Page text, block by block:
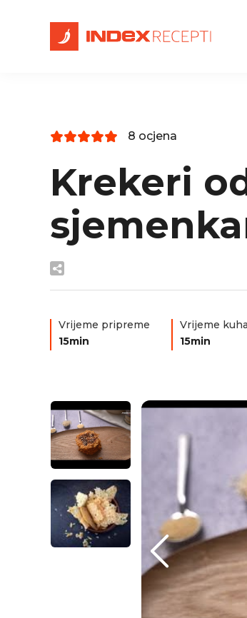
8 ocjena
Krekeri
Vrijeme pripreme
15min
Vrijeme
15min